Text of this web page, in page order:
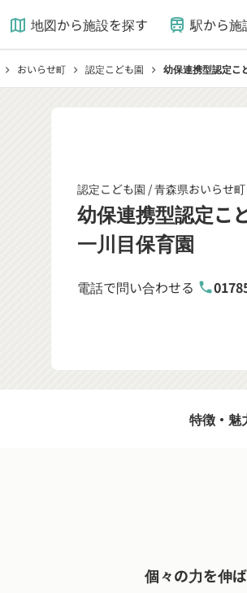
map 地図から施設を探す train 駅から施
chevron_right おいらせ町 chevron_right 認定こども園 chevron_right 幼保連携型認定こ
認定こども園 /青森県おいらせ町
幼保連携型認定こ
一川目保育園
電話で問い合わせる phone
特徴・魅
個々の力を伸